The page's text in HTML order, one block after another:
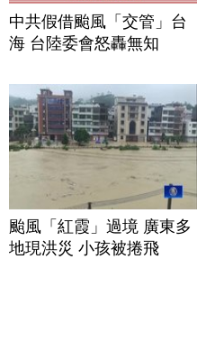
中共假借颱風「交管」台
海 台陸委會怒轟無知
颱風「紅霞」過境 廣東多
地現洪災 小孩被捲飛